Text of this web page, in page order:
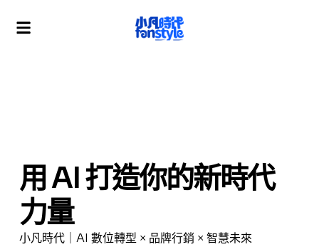
用 AI 打造你的新時代
力量
小凡時代｜AI 數位轉型 × 品牌行銷 × 智慧未來